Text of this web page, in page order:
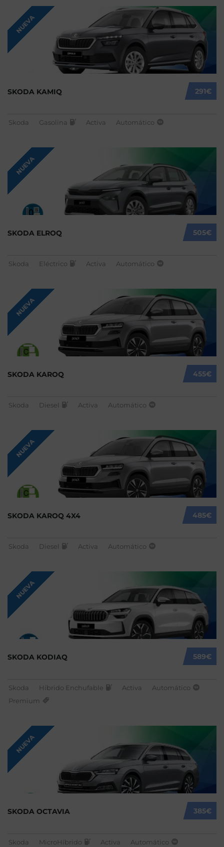
NUEVA
291€
SKODA KAMIQ
Skoda Gasolina Activa Automático
NUEVA
505€
SKODA ELROQ
Skoda Eléctrico Activa Automático
NUEVA
455€
SKODA KAROQ
Skoda Diesel Activa Automático
NUEVA
485€
SKODA KAROQ 4X4
Skoda Diesel Activa Automático
NUEVA
589€
SKODA KODIAQ
Skoda Híbrido Enchufable Activa
Automático
Premium
NUEVA
385€
SKODA OCTAVIA
Skoda MicroHíbrido Activa Automático